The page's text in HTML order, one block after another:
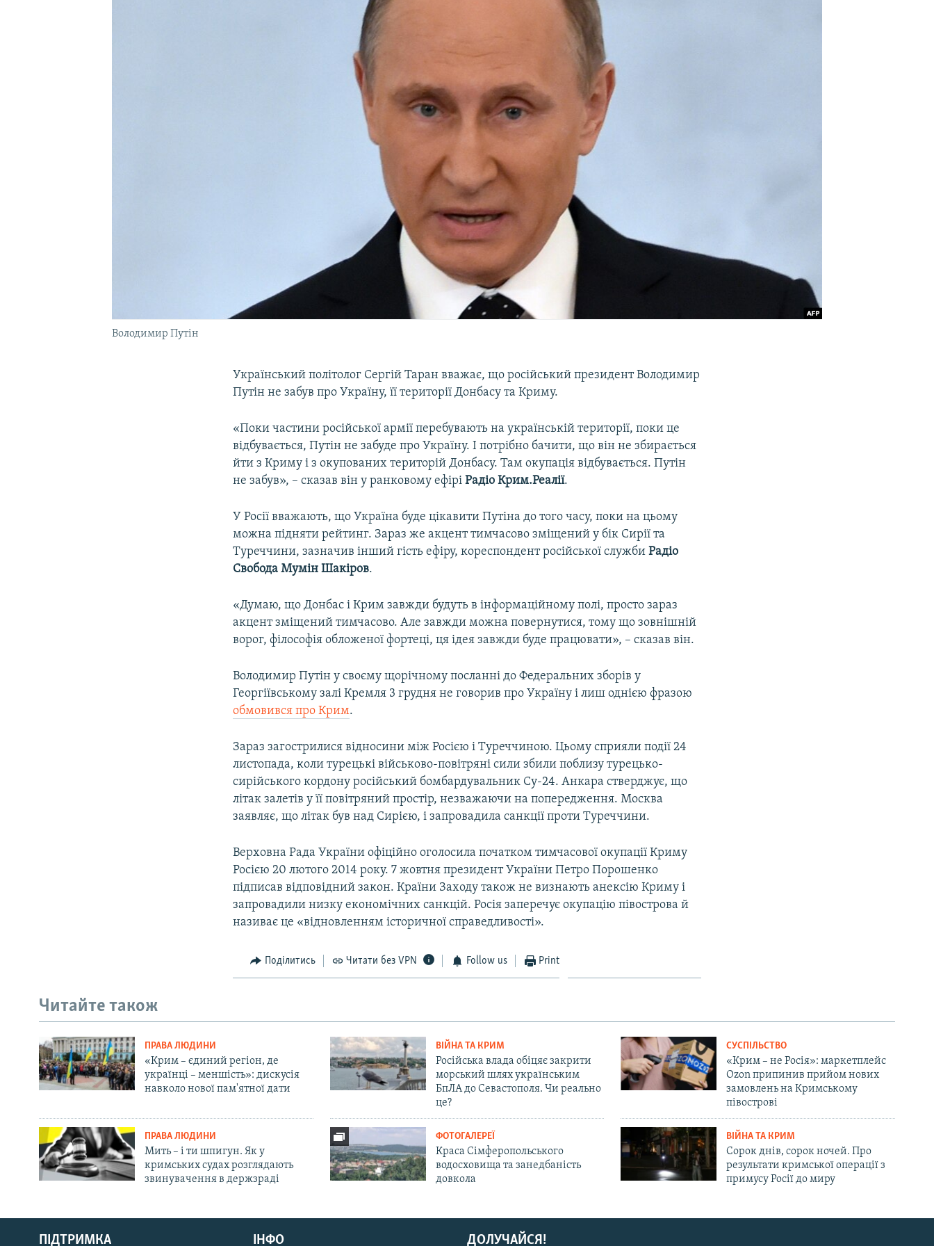
Русский
Qırımtatar
Володимир Путін
Український політолог Сергій Таран вважає, що російський президент Володимир
Путін не забув про Україну, її території Донбасу та Криму.
«Поки частини російської армії перебувають на українській території, поки це
відбувається, Путін не забуде про Україну. І потрібно бачити, що він не збирається
йти з Криму і з окупованих територій Донбасу. Там окупація відбувається. Путін
не забув», – сказав він у ранковому ефіріРадіо Крим.Реалії.
У Росії вважають, що Україна буде цікавити Путіна до того часу, поки на цьому
можна підняти рейтинг. Зараз же акцент тимчасово зміщений у бік Сирії та
Туреччини, зазначив інший гість ефіру, кореспондент російської службиРадіо
Свобода Мумін Шакіров.
«Думаю, що Донбас і Крим завжди будуть в інформаційному полі, просто зараз
акцент зміщений тимчасово. Але завжди можна повернутися, тому що зовнішній
ворог, філософія обложеної фортеці, ця ідея завжди буде працювати», – сказав він.
Володимир Путін у своєму щорічному посланні до Федеральних зборів у
Георгіївському залі Кремля 3 грудня не говорив про Україну і лиш однією фразою
обмовився про Крим.
Зараз загострилися відносини між Росією і Туреччиною. Цьому сприяли події 24
листопада, коли турецькі військово-повітряні сили збили поблизу турецько-
сирійського кордону російський бомбардувальник Су-24. Анкара стверджує, що
літак залетів у її повітряний простір, незважаючи на попередження. Москва
заявляє, що літак був над Сирією, і запровадила санкції проти Туреччини.
Верховна Рада України офіційно оголосила початком тимчасової окупації Криму
Росією 20 лютого 2014 року. 7 жовтня президент України Петро Порошенко
підписав відповідний закон. Країни Заходу також не визнають анексію Криму і
запровадили низку економічних санкцій. Росія заперечує окупацію півострова й
називає це «відновленням історичної справедливості».​
Поділитись Читати без VPN Follow us Print
Читайте також
ПРАВА ЛЮДИНИ
«Крим – єдиний регіон, де
українці – меншість»: дискусія
навколо нової пам'ятної дати
ВІЙНА ТА КРИМ
Російська влада обіцяє закрити
морський шлях українським
БпЛА до Севастополя. Чи реально
це?
СУСПІЛЬСТВО
«Крим – не Росія»: маркетплейс
Ozon припинив прийом нових
замовлень на Кримському
півострові
ПРАВА ЛЮДИНИ
Мить – і ти шпигун. Як у
кримських судах розглядають
звинувачення в держзраді
ФОТОГАЛЕРЕЇ
Краса Сімферопольського
водосховища та занедбаність
довкола
ВІЙНА ТА КРИМ
Сорок днів, сорок ночей. Про
результати кримської операції з
примусу Росії до миру
ДОЛУЧАЙСЯ!
ПІДТРИМКА ІНФО